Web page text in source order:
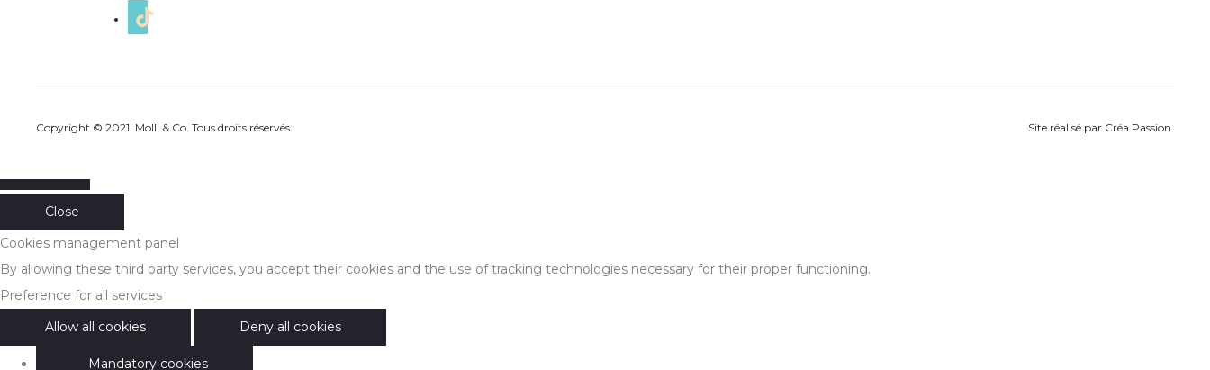
tiktok
Copyright © 2021. Molli & Co. Tous droits réservés. Site réalisé par Créa Passion.
Close
Cookies management panel
By allowing these third party services, you accept their cookies and the use of tracking technologies necessary for their proper functioning.
Preference for all services
Allow all cookies
Deny all cookies
Mandatory cookies